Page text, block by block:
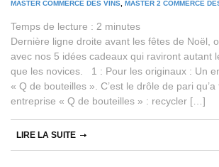
MASTER COMMERCE DES VINS MASTER 2 COMMERCE
Temps de lecture : 2 minutes
Dernière ligne droite avant les fêtes de Noël,
avec nos 5 idées cadeaux qui raviront autant
que les novices. 1 : Pour les originaux : Un
« Q de bouteilles ». C’est le drôle de pari
entreprise « Q de bouteilles » : recycler […]
LIRE LA SUITE